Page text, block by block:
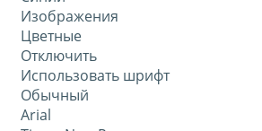
Изображения
Цветные
Отключить
Использовать шрифт
Обычный
Arial